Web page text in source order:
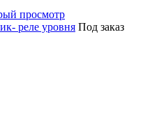
просмотр
реле уровня Под заказ